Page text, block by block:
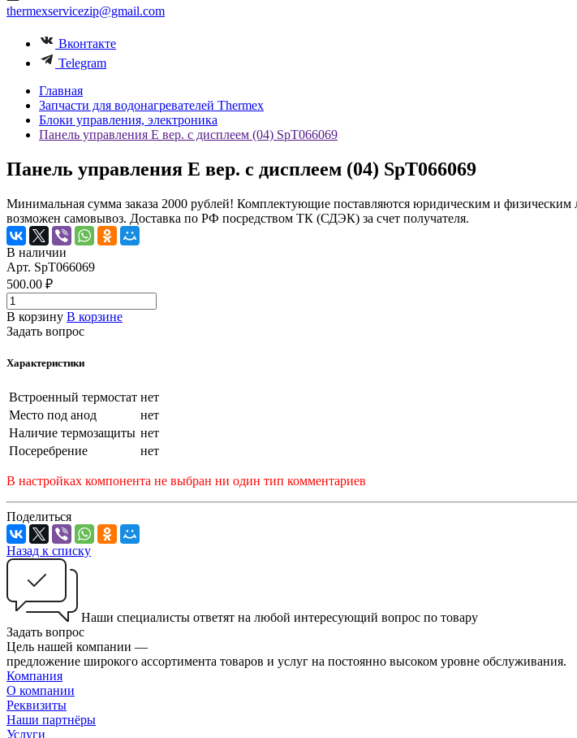
thermexservicezip@gmail.com
Вконтакте
Telegram
Главная
Запчасти для водонагревателей Thermex
Блоки управления, электроника
Панель управления Е вер. с дисплеем (04) SpT066069
Панель управления Е вер. с дисплеем (04) SpT066069
Минимальная сумма заказа 2000 рублей! Комплектующие поставляются юридическим и
возможен самовывоз. Доставка по РФ посредством ТК (СДЭК) за счет получателя.
В наличии
Арт. SpT066069
500.00 ₽
В корзину В корзине
Задать вопрос
Характеристики
Встроенный термостат нет
Место под анод
нет
Наличие термозащиты нет
Посеребрение
нет
В настройках компонента не выбран ни один тип комментариев
Поделиться
Назад к списку
Наши специалисты ответят на любой интересующий вопрос по товару
Задать вопрос
Цель нашей компании —
предложение широкого ассортимента товаров и услуг на постоянно высоком уровне обслуживания.
Компания
О компании
Реквизиты
Наши партнёры
Услуги